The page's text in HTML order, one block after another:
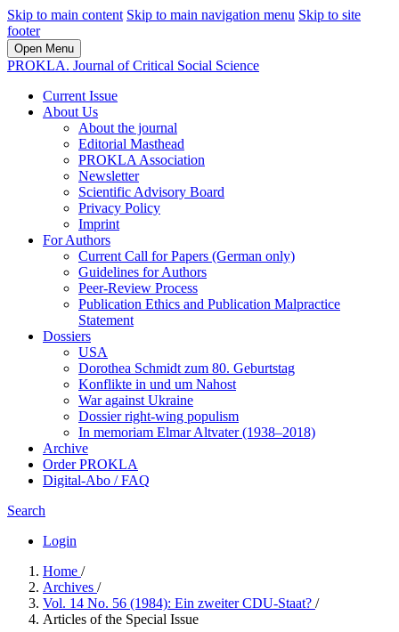
Skip to main content Skip to main navigation menu Skip to site
footer
Open Menu
PROKLA. Journal of Critical Social Science
Current Issue
About Us
About the journal
Editorial Masthead
PROKLA Association
Newsletter
Scientific Advisory Board
Privacy Policy
Imprint
For Authors
Current Call for Papers (German only)
Guidelines for Authors
Peer-Review Process
Publication Ethics and Publication Malpractice
Statement
Dossiers
USA
Dorothea Schmidt zum 80. Geburtstag
Konflikte in und um Nahost
War against Ukraine
Dossier right-wing populism
In me­mo­ri­am Elmar Altvater (1938–2018)
Archive
Order PROKLA
Digital-Abo / FAQ
Search
Login
Home /
Archives /
Vol. 14 No. 56 (1984): Ein zweiter CDU-Staat? /
Articles of the Special Issue